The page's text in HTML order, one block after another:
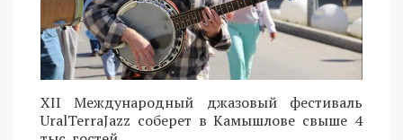
XII Международный джазовый фестиваль
UralTerraJazz соберет в Камышлове свыше 4